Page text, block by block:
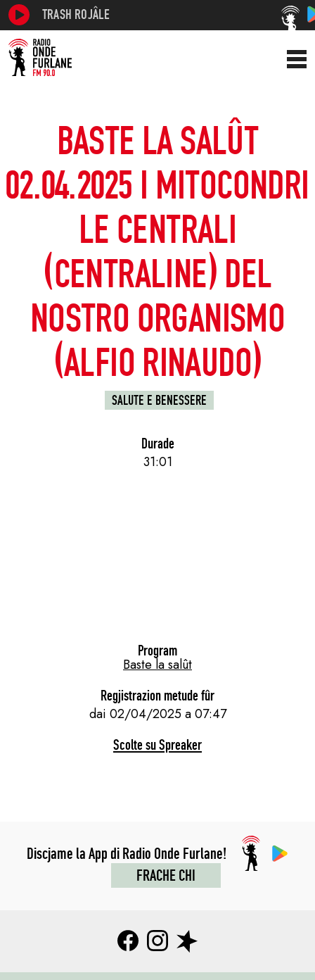
TRASH ROJÂLE
BASTE LA SALÛT
02.04.2025 I MITOCONDRI
LE CENTRALI
(CENTRALINE) DEL
NOSTRO ORGANISMO
(ALFIO RINAUDO)
SALUTE E BENESSERE
Durade
31:01
Program
Baste la salût
Regjistrazion metude fûr
dai 02/04/2025 a 07:47
Scolte su Spreaker
Discjame la App di Radio Onde Furlane!
FRACHE CHI